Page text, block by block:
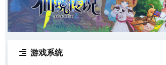
 游戏系统